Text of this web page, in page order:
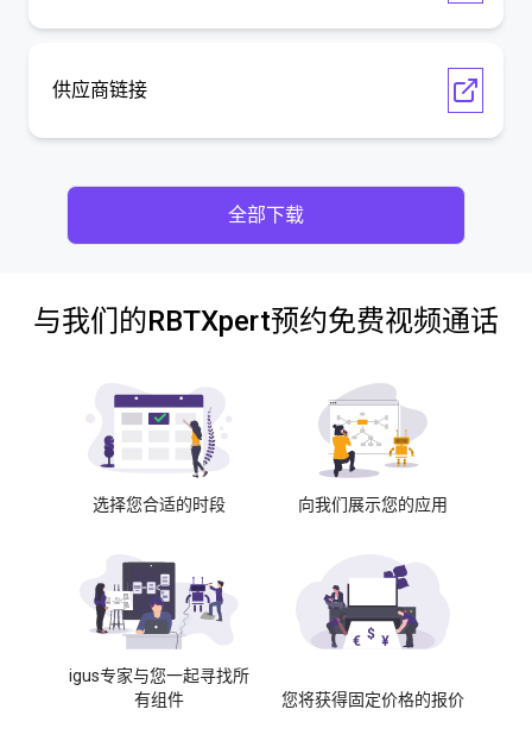
供应商链接
全部下载
与我们的RBTXpert预约免费视频通话
选择您合适的时段 向我们展示您的应用
igus专家与您一起寻找所
有组件
您将获得固定价格的报价